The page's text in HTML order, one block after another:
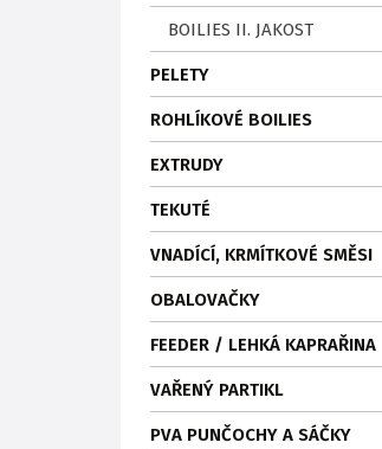
BOILIES II. JAKOST
PELETY
ROHLÍKOVÉ BOILIES
EXTRUDY
TEKUTÉ
VNADÍCÍ, KRMÍTKOVÉ SMĚSI
OBALOVAČKY
FEEDER / LEHKÁ KAPRAŘINA
VAŘENÝ PARTIKL
PVA PUNČOCHY A SÁČKY